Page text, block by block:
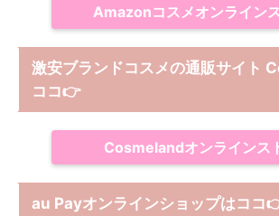
Amazonコスメオンライン
激安ブランドコスメの通販サイト
ココ👉
Cosmelandオンラインス
au Payオンラインショップはココ